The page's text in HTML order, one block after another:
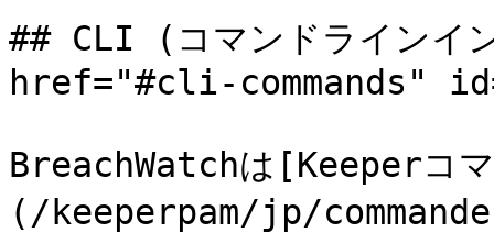
## CLI (コマンドラインイ
href="#cli-commands"
BreachWatchは[Keeperコ
(/keeperpam/jp/